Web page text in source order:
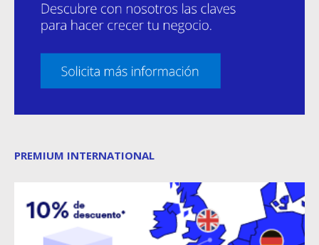
PREMIUM INTERNATIONAL